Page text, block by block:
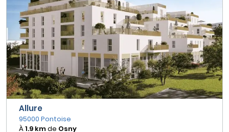
Allure
95000 Pontoise
À1.9 kmde Osny